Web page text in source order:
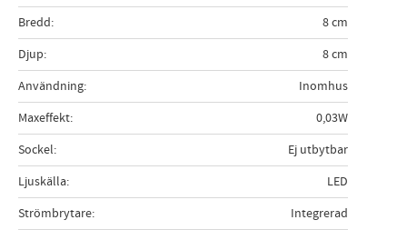
Bredd
8 cm
Djup
8 cm
Användning
Inomhus
Maxeffekt
0,03W
Sockel
Ej utbytbar
Ljuskälla
LED
Strömbrytare
Integrerad